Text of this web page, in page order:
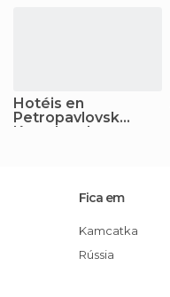
Hotéis en
Petropavlovsk
Kamchatsky
Fica em
Kamcatka
Rússia